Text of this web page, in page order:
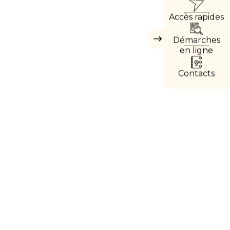
Masquer
Accès rapides
Démarches
en ligne
Contacts